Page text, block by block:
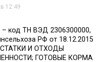
12:49
код ТН ВЭД 2306300000,
РФ от 18.12.2015
И ОТХОДЫ
ГОТОВЫЕ КОРМА